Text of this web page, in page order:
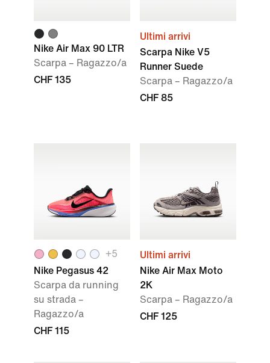
Nike Air Max 90 LTR
Scarpa – Ragazzo/a
CHF 135
Ultimi arrivi
Scarpa Nike V5
Runner Suede
Scarpa – Ragazzo/a
CHF 85
+5
Nike Pegasus 42
Scarpa da running
su strada –
Ragazzo/a
CHF 115
Ultimi arrivi
Nike Air Max Moto
2K
Scarpa – Ragazzo/a
CHF 125